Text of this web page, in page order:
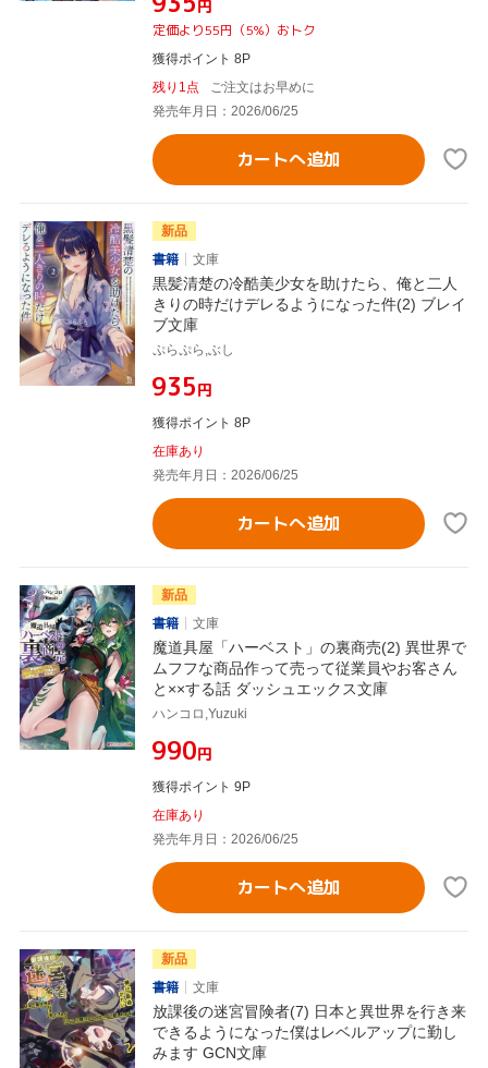
円
定価より55円（5%）おトク
獲得ポイント 8P
残り1点
ご注文はお早めに
発売年月日：2026/06/25
カートへ追加
新品
書籍
文庫
黒髪清楚の冷酷美少女を助けたら、俺と二人
きりの時だけデレるようになった件(2) ブレイ
ブ文庫
ぷらぷら,ぶし
¥935円
獲得ポイント 8P
在庫あり
発売年月日：2026/06/25
カートへ追加
新品
書籍
文庫
魔道具屋「ハーベスト」の裏商売(2) 異世界で
ムフフな商品作って売って従業員やお客さん
と××する話 ダッシュエックス文庫
ハンコロ,Yuzuki
¥990円
獲得ポイント 9P
在庫あり
発売年月日：2026/06/25
カートへ追加
新品
書籍
文庫
放課後の迷宮冒険者(7) 日本と異世界を行き来
できるようになった僕はレベルアップに勤し
みます GCN文庫